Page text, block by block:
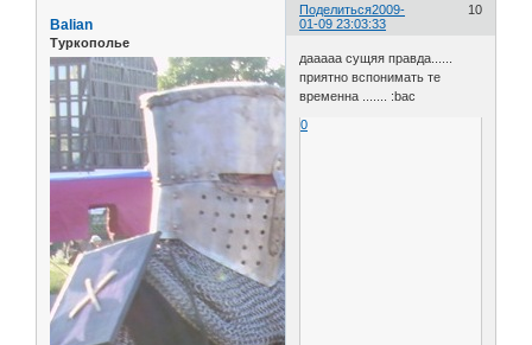
Поделиться 10
2009-
01-09 23:03:33
Balian
Туркополье
дааааа сущяя правда......
приятно вспонимать те
временна ....... :bac
0